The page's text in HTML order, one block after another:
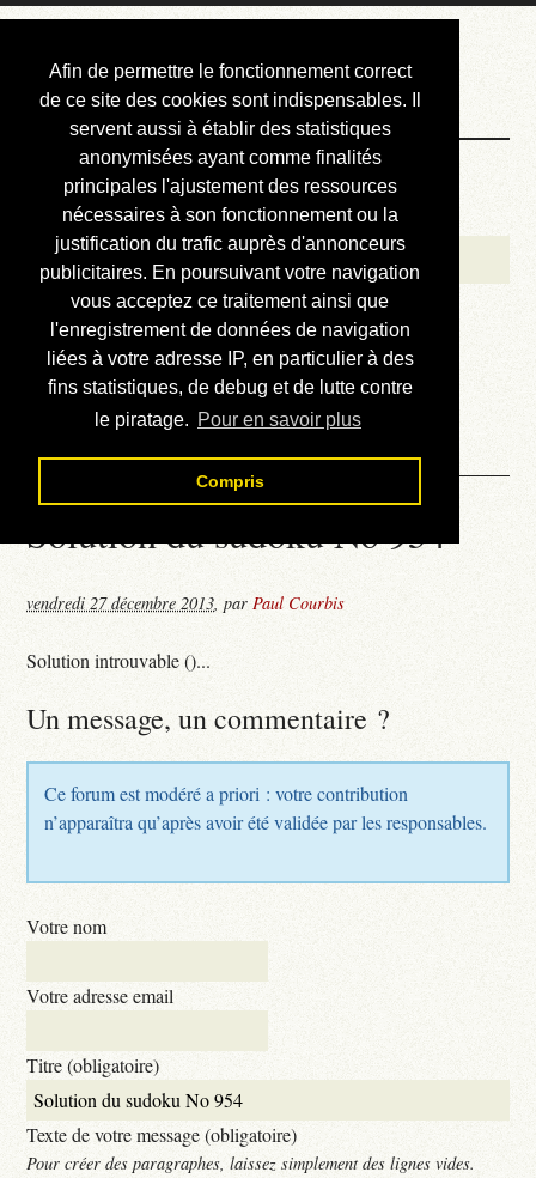
Afin de permettre le fonctionnement correct
de ce site des cookies sont indispensables. Il
servent aussi à établir des statistiques
anonymisées ayant comme finalités
principales l'ajustement des ressources
nécessaires à son fonctionnement ou la
justification du trafic auprès d'annonceurs
publicitaires. En poursuivant votre navigation
vous acceptez ce traitement ainsi que
l'enregistrement de données de navigation
liées à votre adresse IP, en particulier à des
fins statistiques, de debug et de lutte contre
le piratage. Pour en savoir plus
Compris
Courbis, « LE »
Blog Officiel
Bienvenue
Réalisations
Divers (et d’été)
Annonces
Liens externes
Téléchargement
Contact
Solution du sudoku No 954
vendredi 27 décembre 2013,parPaul Courbis
Solution introuvable ()...
Un message, un commentaire ?
Ce forum est modéré a priori : votre contribution
n’apparaîtra qu’après avoir été validée par les responsables.
Votre nom
Votre adresse email
Titre (obligatoire)
Texte de votre message (obligatoire)
Pour créer des paragraphes, laissez simplement des lignes vides.